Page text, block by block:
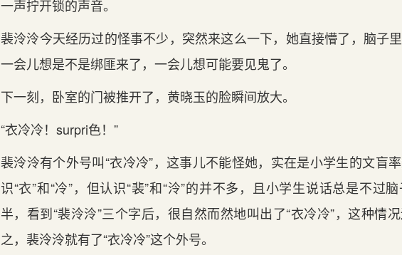
一声拧开锁的声音。
裴泠泠今天经历过的怪事不少，突然来这么一下，她直接懵了，脑子里
一会儿想是不是绑匪来了，一会儿想可能要见鬼了。
下一刻，卧室的门被推开了，黄晓玉的脸瞬间放大。
“衣冷冷！surpri色！”
裴泠泠有个外号叫“衣冷冷”，这事儿不能怪她，实在是小学生的文盲
识“衣”和“冷”，但认识“裴”和“泠”的并不多，且小学生说话总是不过
半，看到“裴泠泠”三个字后，很自然而然地叫出了“衣冷冷”，这种情
之，裴泠泠就有了“衣冷冷”这个外号。